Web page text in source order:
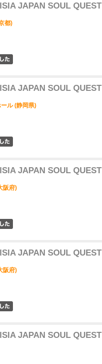
JAPAN SOUL QUEST
都)
JAPAN SOUL QUEST
ル (静岡県)
JAPAN SOUL QUEST
阪府)
JAPAN SOUL QUEST
阪府)
JAPAN SOUL QUEST